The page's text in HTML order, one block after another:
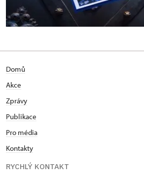
Domů
Akce
Zprávy
Publikace
Pro média
Kontakty
RYCHLÝ KONTAKT